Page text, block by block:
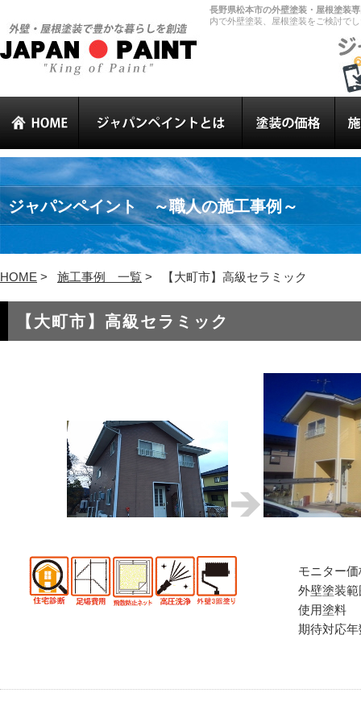
長野県松本市の外壁塗装・屋根塗装
内で外壁塗装、屋根塗装をご検討で
ジャパンペイント ～職人の施工事例～
HOME > 施工事例 一覧 > 【大町市】高級セラミック
【大町市】高級セラミック
モニター価
外壁塗装範
使用塗料
期待対応年